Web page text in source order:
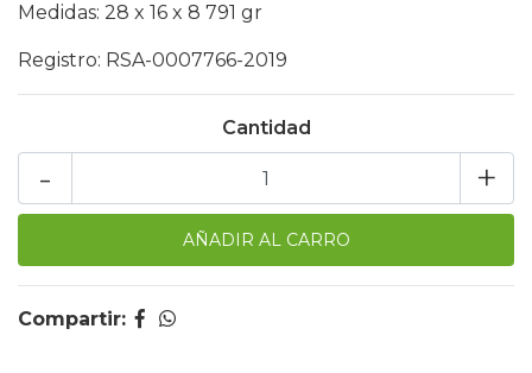
Medidas: 28 x 16 x 8 791 gr
Registro: RSA-0007766-2019
Cantidad
+
-
Compartir: